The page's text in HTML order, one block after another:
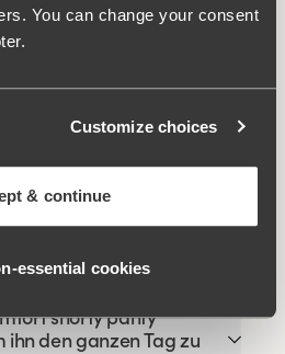
You can change your consent
Customize choices
& continue
cookies
Viewing image 1 of 7
€34.99€69.99
shorty panty
den ganzen Tag zu